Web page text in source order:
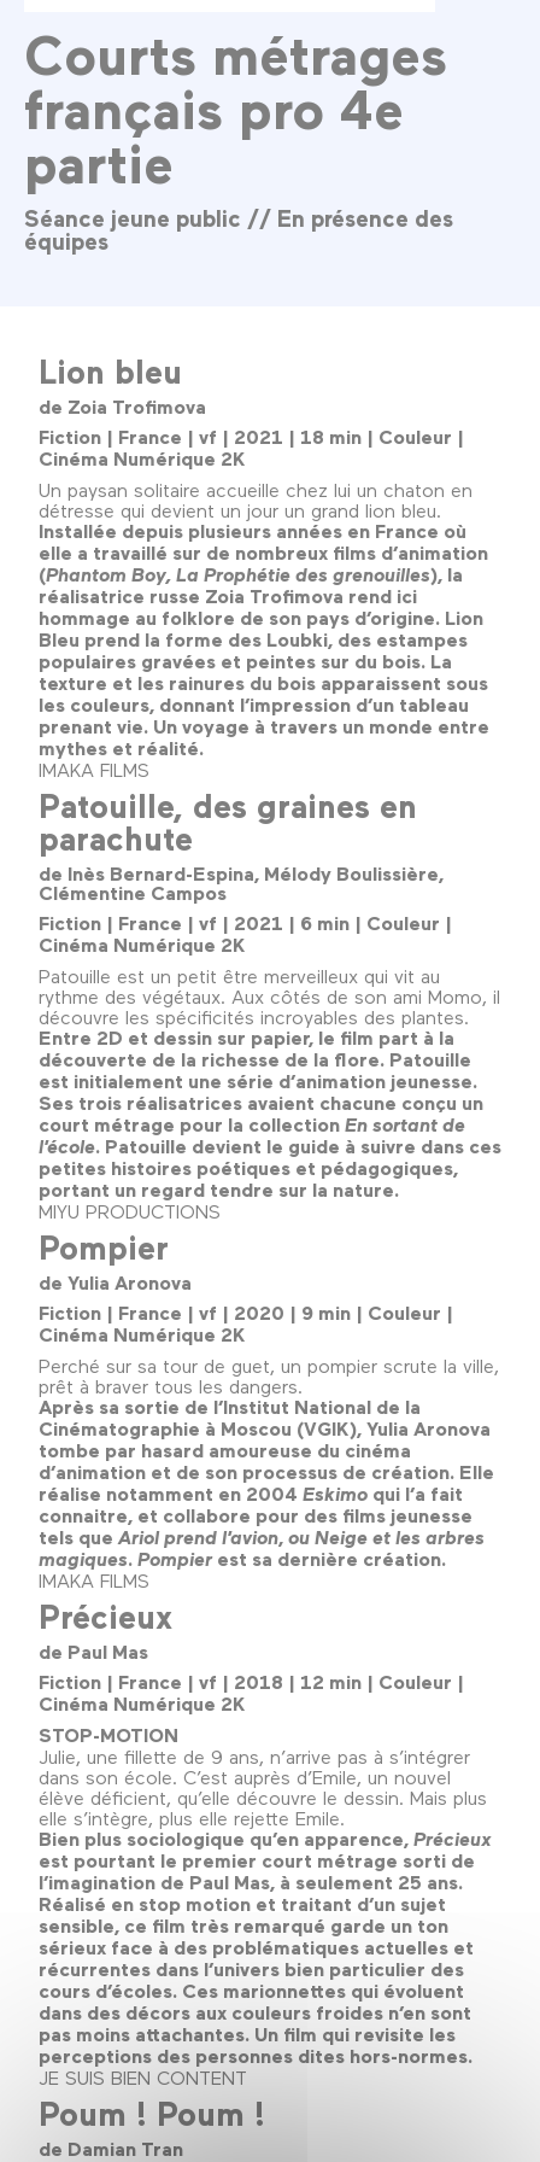
Courts métrages
français pro 4e
partie
Séance jeune public // En présence des
équipes
Lion bleu
de Zoia Trofimova
Fiction | France | vf | 2021 | 18 min | Couleur |
Cinéma Numérique 2K
Un paysan solitaire accueille chez lui un chaton en
détresse qui devient un jour un grand lion bleu.
Installée depuis plusieurs années en France où
elle a travaillé sur de nombreux films d’animation
(Phantom Boy, La Prophétie des grenouilles), la
réalisatrice russe Zoia Trofimova rend ici
hommage au folklore de son pays d’origine. Lion
Bleu prend la forme des Loubki, des estampes
populaires gravées et peintes sur du bois. La
texture et les rainures du bois apparaissent sous
les couleurs, donnant l’impression d’un tableau
prenant vie. Un voyage à travers un monde entre
mythes et réalité.
IMAKA FILMS
Patouille, des graines en
parachute
de Inès Bernard-Espina, Mélody Boulissière,
Clémentine Campos
Fiction | France | vf | 2021 | 6 min | Couleur |
Cinéma Numérique 2K
Patouille est un petit être merveilleux qui vit au
rythme des végétaux. Aux côtés de son ami Momo, il
découvre les spécificités incroyables des plantes.
Entre 2D et dessin sur papier, le film part à la
découverte de la richesse de la flore. Patouille
est initialement une série d’animation jeunesse.
Ses trois réalisatrices avaient chacune conçu un
court métrage pour la collection En sortant de
l’école. Patouille devient le guide à suivre dans ces
petites histoires poétiques et pédagogiques,
portant un regard tendre sur la nature.
MIYU PRODUCTIONS
Pompier
de Yulia Aronova
Fiction | France | vf | 2020 | 9 min | Couleur |
Cinéma Numérique 2K
Perché sur sa tour de guet, un pompier scrute la ville,
prêt à braver tous les dangers.
Après sa sortie de l’Institut National de la
Cinématographie à Moscou (VGIK), Yulia Aronova
tombe par hasard amoureuse du cinéma
d’animation et de son processus de création. Elle
réalise notamment en 2004 Eskimo qui l’a fait
connaitre, et collabore pour des films jeunesse
tels que Ariol prend l’avion, ou Neige et les arbres
magiques. Pompier est sa dernière création.
IMAKA FILMS
Précieux
de Paul Mas
Fiction | France | vf | 2018 | 12 min | Couleur |
Cinéma Numérique 2K
STOP-MOTION
Julie, une fillette de 9 ans, n’arrive pas à s’intégrer
dans son école. C’est auprès d’Emile, un nouvel
élève déficient, qu’elle découvre le dessin. Mais plus
elle s’intègre, plus elle rejette Emile.
Bien plus sociologique qu’en apparence, Précieux
est pourtant le premier court métrage sorti de
l’imagination de Paul Mas, à seulement 25 ans.
Réalisé en stop motion et traitant d’un sujet
sensible, ce film très remarqué garde un ton
sérieux face à des problématiques actuelles et
récurrentes dans l’univers bien particulier des
cours d’écoles. Ces marionnettes qui évoluent
dans des décors aux couleurs froides n’en sont
pas moins attachantes. Un film qui revisite les
perceptions des personnes dites hors-normes.
JE SUIS BIEN CONTENT
Poum ! Poum !
de Damian Tran